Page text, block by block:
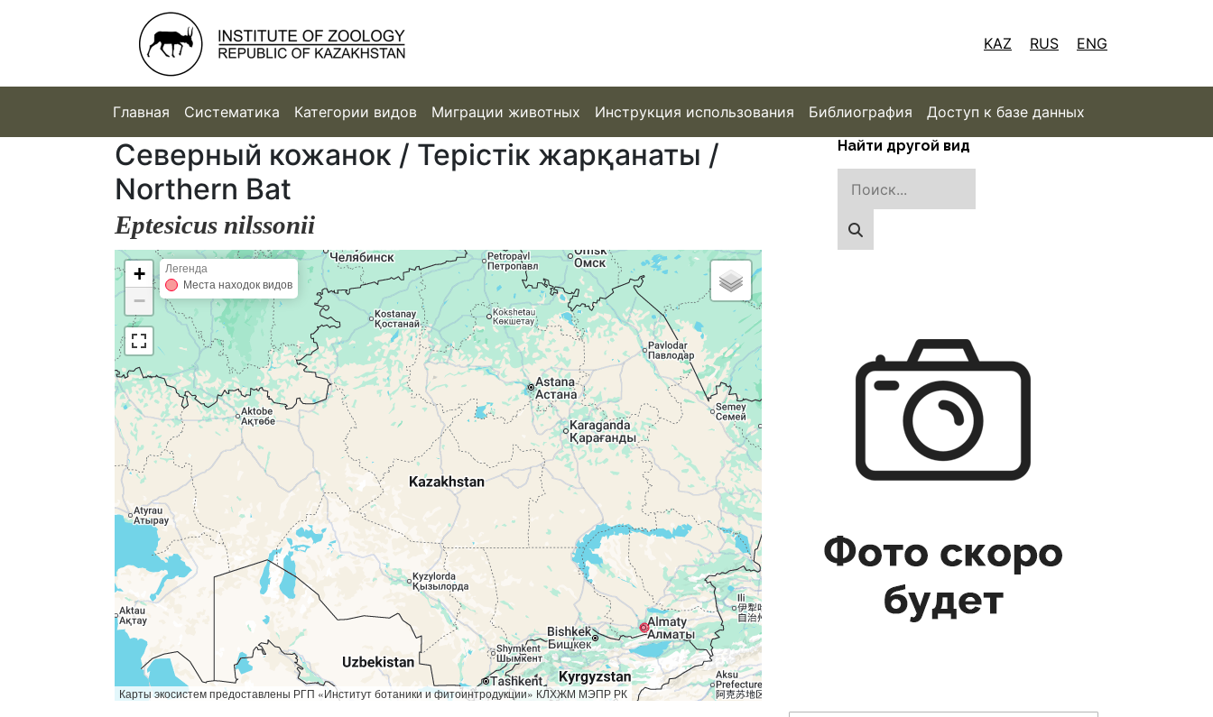
KAZ RUS ENG
Главная Систематика Категории видов Миграции животных Инструкция использования Библиография Доступ к базе данных
Северный кожанок / Терістік жарқанаты /
Northern Bat
Eptesicus nilssonii
Найти другой вид
+
−
Легенда
Места находок видов
Карты экосистем предоставлены РГП «Институт ботаники и фитоинтродукции» КЛХЖМ МЭПР РК